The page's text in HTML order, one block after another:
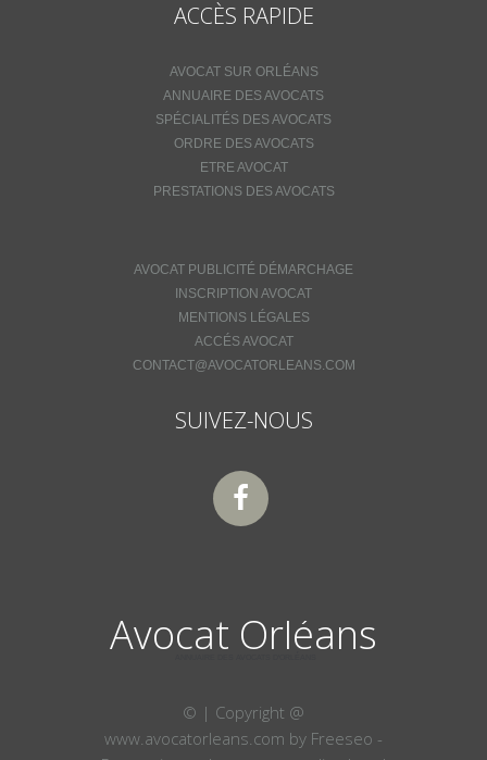
ACCÈS RAPIDE
AVOCAT SUR ORLÉANS
ANNUAIRE DES AVOCATS
SPÉCIALITÉS DES AVOCATS
ORDRE DES AVOCATS
ETRE AVOCAT
PRESTATIONS DES AVOCATS
AVOCAT PUBLICITÉ DÉMARCHAGE
INSCRIPTION AVOCAT
MENTIONS LÉGALES
ACCÉS AVOCAT
CONTACT@AVOCATORLEANS.COM
SUIVEZ-NOUS
Avocat Orléans
© | Copyright @
www.avocatorleans.com by Freeseo -